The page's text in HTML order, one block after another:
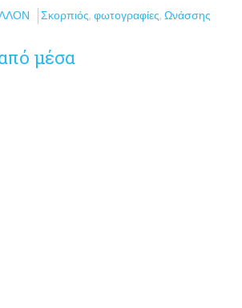
Σκορπιός,φωτογραφίες,Ωνάσσης
μέσα